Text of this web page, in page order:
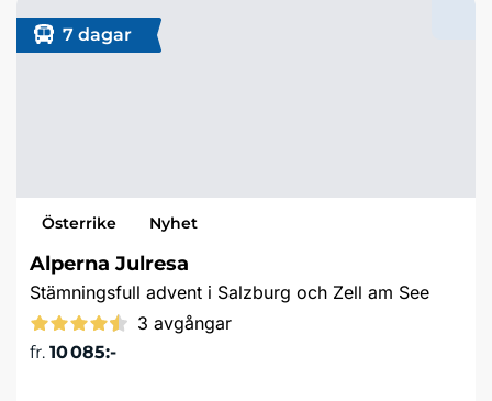
7 dagar
Österrike Nyhet
Alperna Julresa
Stämningsfull advent i Salzburg och Zell am See
3 avgångar
fr. 10 085:-